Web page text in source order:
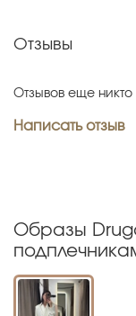
Отзывы
Отзывов еще никто
Написать отзыв
Образы